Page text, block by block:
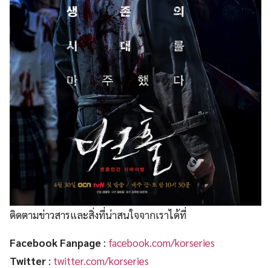
ติดตามข่าวสารและสิ่งที่น่าสนใจจากเราได้ที่
Facebook Fanpage : facebook.com/korseries
Twitter : twitter.com/korseries